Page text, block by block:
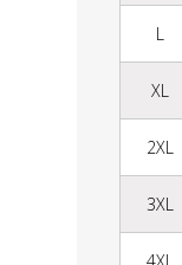
L
XL
2XL
3XL